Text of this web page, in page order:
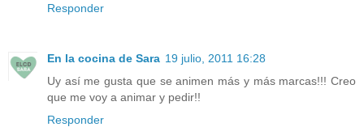
Responder
En la cocina de Sara 19 julio, 2011 16:28
Uy así me gusta que se animen más y más marcas!!! Creo
que me voy a animar y pedir!!
Responder